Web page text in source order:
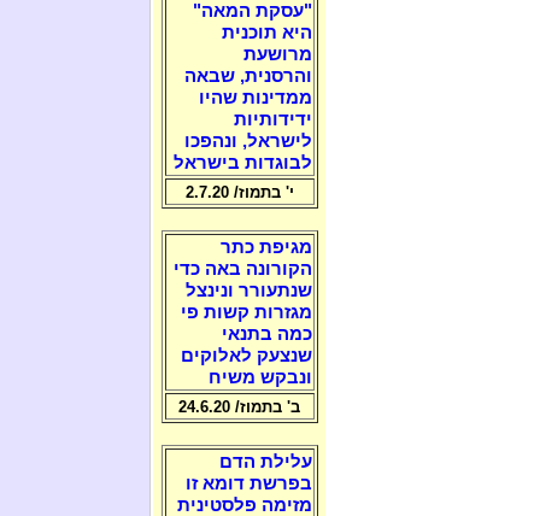
"עסקת המאה"
היא תוכנית
מרושעת
והרסנית, שבאה
ממדינות שהיו
ידידותיות
לישראל, ונהפכו
לבוגדות בישראל
י' בתמוז/ 2.7.20
מגיפת כתר
הקורונה באה כדי
שנתעורר ונינצל
מגזרות קשות פי
כמה בתנאי
שנצעק לאלוקים
ונבקש משיח
ב' בתמוז/ 24.6.20
עלילת הדם
בפרשת דומא זו
מזימה פלסטינית